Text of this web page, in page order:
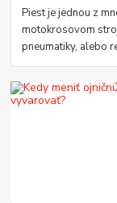
Piest je jednou z
motokrosovom
pneumatiky, alebo